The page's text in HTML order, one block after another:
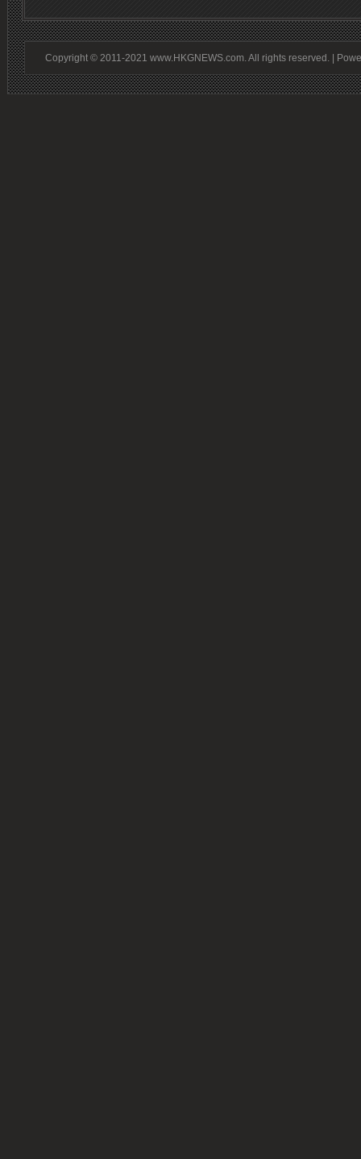
Copyright © 2011-2021 www.HKGNEWS.com. All rights reserved. |